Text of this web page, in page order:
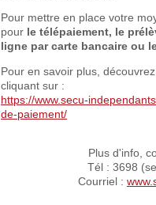
Pour mettre en place votre
pour le télépaiement, le
ligne par carte bancaire ou
Pour en savoir plus,
cliquant sur :
https://www.secu-
de-paiement/
Plus d'info,
Tél : 3698
Courriel :